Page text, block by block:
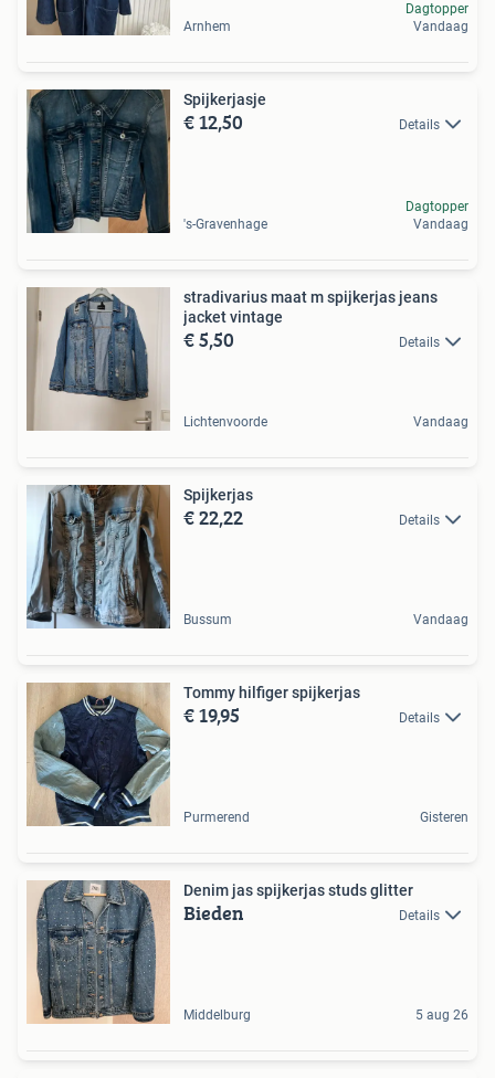
Arnhem
Dagtopper
Vandaag
Spijkerjasje
€ 12,50 Details
's-Gravenhage
Dagtopper
Vandaag
stradivarius maat m spijkerjas jeans
jacket vintage
€ 5,50 Details
Lichtenvoorde Vandaag
Spijkerjas
€ 22,22 Details
Bussum Vandaag
Tommy hilfiger spijkerjas
€ 19,95 Details
Purmerend Gisteren
Denim jas spijkerjas studs glitter
Bieden Details
Middelburg 5 aug 26